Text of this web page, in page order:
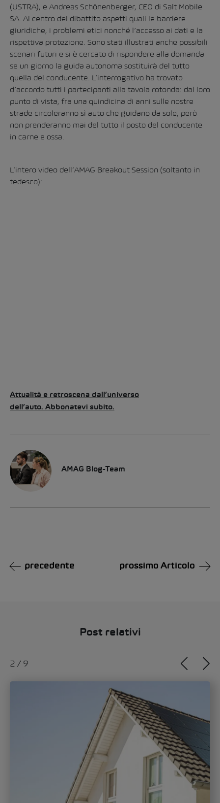
(USTRA), e Andreas Schönenberger, CEO di Salt Mobile
SA. Al centro del dibattito aspetti quali le barriere
giuridiche, i problemi etici nonché l’accesso ai dati e la
rispettiva protezione. Sono stati illustrati anche possibili
scenari futuri e si è cercato di rispondere alla domanda
se un giorno la guida autonoma sostituirà del tutto
quella del conducente. L’interrogativo ha trovato
d’accordo tutti i partecipanti alla tavola rotonda: dal loro
punto di vista, fra una quindicina di anni sulle nostre
strade circoleranno sì auto che guidano da sole, però
non prenderanno mai del tutto il posto del conducente
in carne e ossa.
L’intero video dell’AMAG Breakout Session (soltanto in
tedesco):
Attualità e retroscena dall’universo
dell’auto. Abbonatevi subito.
AMAG Blog-Team
precedente prossimo Articolo
Post relativi
2 / 9